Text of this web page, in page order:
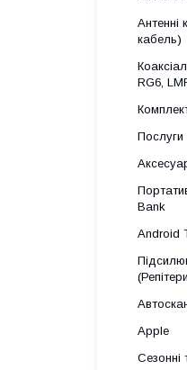
Антенні
кабель)
RG6,
Послуги
Bank
Android
Apple
Сезонні